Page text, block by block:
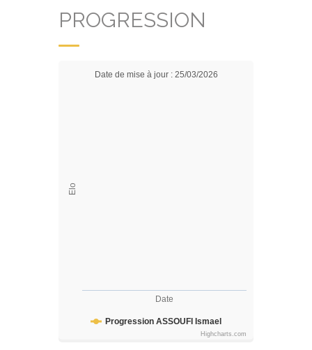
PROGRESSION
Date
Elo
Date de mise à jour : 25/03/2026
Progression ASSOUFI Ismael
Highcharts.com